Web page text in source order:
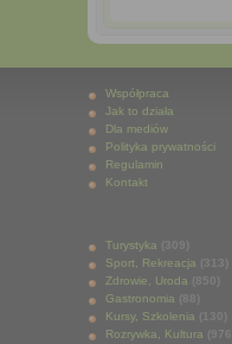
Współpraca
Jak to działa
Dla mediów
Polityka prywatności
Regulamin
Kontakt
Turystyka (309)
Sport, Rekreacja (313)
Zdrowie, Uroda (850)
Gastronomia (88)
Kursy, Szkolenia (130)
Rozrywka, Kultura (976)